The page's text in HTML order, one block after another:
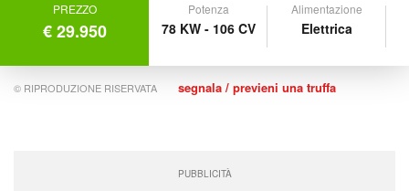
PREZZO
€ 29.950
Potenza
78 KW - 106 CV
Alimentazione
Elettrica
© RIPRODUZIONE RISERVATA segnala / previeni una truffa
PUBBLICITÀ